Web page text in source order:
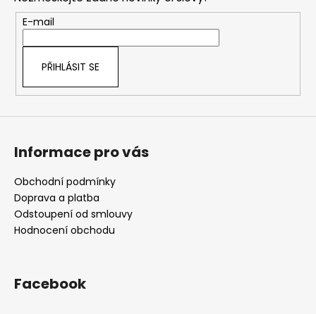
E-mail
PŘIHLÁSIT SE
Informace pro vás
Obchodní podmínky
Doprava a platba
Odstoupení od smlouvy
Hodnocení obchodu
Facebook